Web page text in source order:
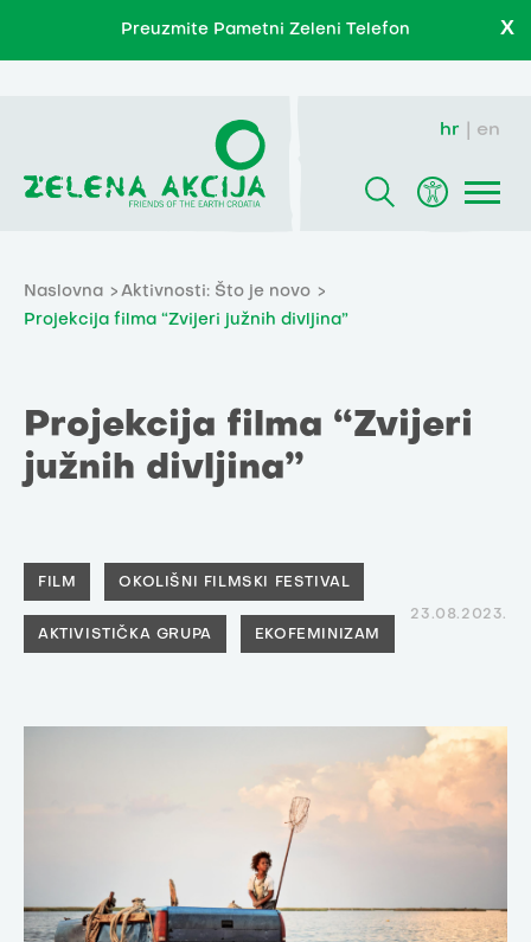
Preuzmite Pametni Zeleni Telefon X
hr en
Naslovna
Aktivnosti: Što je novo
Projekcija filma “Zvijeri južnih divljina”
Projekcija filma “Zvijeri
južnih divljina”
FILM OKOLIŠNI FILMSKI FESTIVAL
AKTIVISTIČKA GRUPA EKOFEMINIZAM
23.08.2023.